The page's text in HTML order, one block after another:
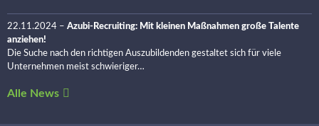
22.11.2024 – Azubi-Recruiting: Mit kleinen Maßnahmen große Talente
anziehen!
Die Suche nach den richtigen Auszubildenden gestaltet sich für viele
Unternehmen meist schwieriger…
Alle News